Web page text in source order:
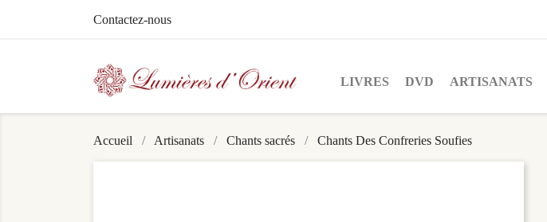
Contactez-nous
LIVRES DVD ARTISANATS
Accueil Artisanats Chants sacrés Chants Des Confreries Soufies